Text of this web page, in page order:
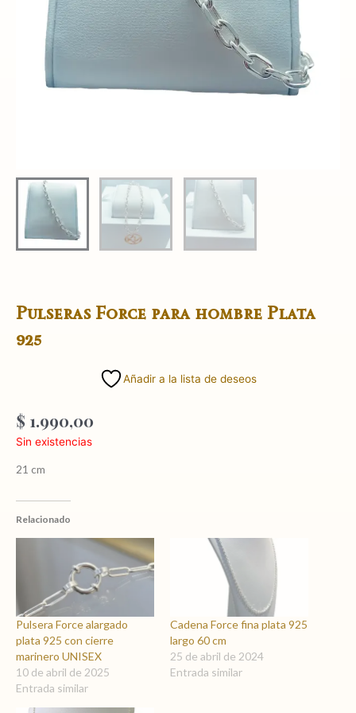
Pulseras Force para hombre Plata
925
Añadir a la lista de deseos
$ 1.990,00
Sin existencias
21 cm
Relacionado
Pulsera Force alargado
plata 925 con cierre
marinero UNISEX
10 de abril de 2025
Entrada similar
Cadena Force fina plata 925
largo 60 cm
25 de abril de 2024
Entrada similar